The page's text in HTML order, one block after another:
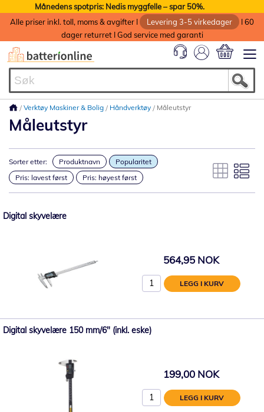
Månedens spotpris: Nedis myggfelle – spar 50%.
Alle priser inkl. toll, moms & avgifter I
Levering 3-5 virkedager
I 60
dager returret I God service med garanti
Verktøy Maskiner & Bolig Håndverktøy Måleutstyr
Måleutstyr
Sorter etter: Produktnavn
Popularitet
Pris: lavest først
Pris: høyest først
Digital skyvelære
564,95 NOK
LEGG I KURV
Digital skyvelære 150 mm/6" (inkl. eske)
199,00 NOK
LEGG I KURV